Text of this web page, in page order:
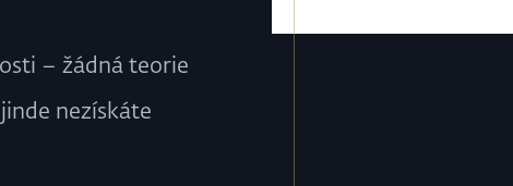
– žádná teorie
nezískáte